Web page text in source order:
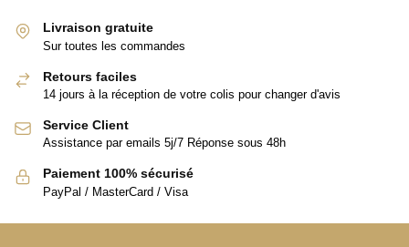
Livraison gratuite
Sur toutes les commandes
Retours faciles
14 jours à la réception de votre colis pour changer d'avis
Service Client
Assistance par emails 5j/7 Réponse sous 48h
Paiement 100% sécurisé
PayPal / MasterCard / Visa